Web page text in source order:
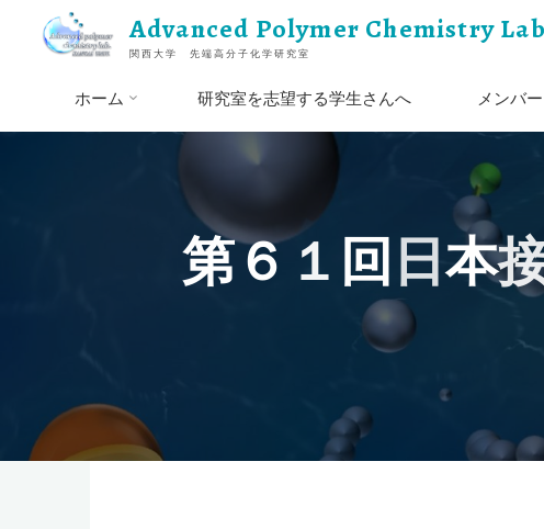
Advanced Polymer Chemistry
関西大学 先端高分子化学研究室
ホーム 研究室を志望する学生さんへ メンバー
第６１ 回日本